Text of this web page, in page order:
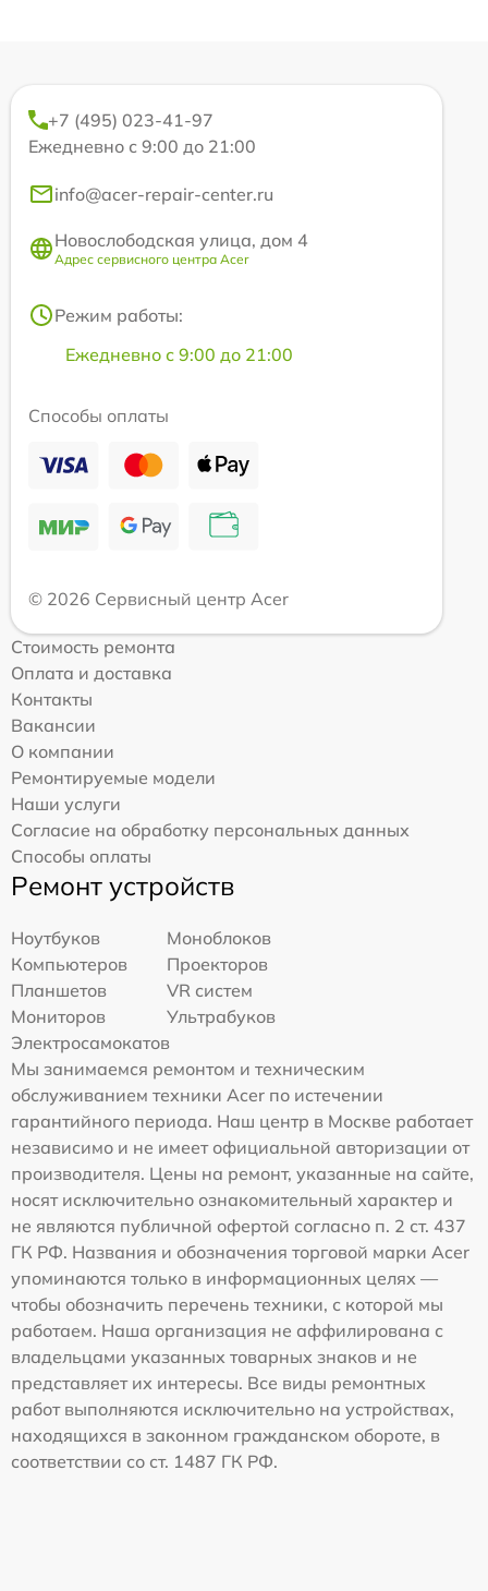
+7 (495) 023-41-97
Ежедневно с 9:00 до 21:00
info@acer-repair-center.ru
Новослободская улица, дом 4
Адрес сервисного центра Acer
Режим работы:
Ежедневно с 9:00 до 21:00
Способы оплаты
© 2026 Сервисный центр Acer
Стоимость ремонта
Оплата и доставка
Контакты
Вакансии
О компании
Ремонтируемые модели
Наши услуги
Согласие на обработку персональных данных
Способы оплаты
Ремонт устройств
Ноутбуков
Моноблоков
Компьютеров
Проекторов
Планшетов
VR систем
Мониторов
Ультрабуков
Электросамокатов
Мы занимаемся ремонтом и техническим
обслуживанием техники Acer по истечении
гарантийного периода. Наш центр в Москве работает
независимо и не имеет официальной авторизации от
производителя. Цены на ремонт, указанные на сайте,
носят исключительно ознакомительный характер и
не являются публичной офертой согласно п. 2 ст. 437
ГК РФ. Названия и обозначения торговой марки Acer
упоминаются только в информационных целях —
чтобы обозначить перечень техники, с которой мы
работаем. Наша организация не аффилирована с
владельцами указанных товарных знаков и не
представляет их интересы. Все виды ремонтных
работ выполняются исключительно на устройствах,
находящихся в законном гражданском обороте, в
соответствии со ст. 1487 ГК РФ.